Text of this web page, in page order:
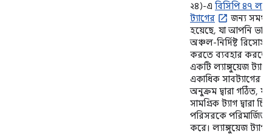
২৪)-এ বিসিপি ৪৭
ট্যাগের
জন্য
হয়েছে, যা আপনি
অঞ্চল-নির্দিষ্ট রিসোর্স
করতে ব্যবহার করতে
একটি ল্যাঙ্গুয়েজ ট্যাগ
একাধিক সাবট্যাগের
অনুক্রম দ্বারা গঠিত,
সামগ্রিক ট্যাগ দ্বারা
পরিসরকে পরিমার্জিত
করে। ল্যাঙ্গুয়েজ ট্যাগ